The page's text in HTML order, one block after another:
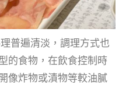
普遍清淡，調理方式也
的食物，在飲食控制時
像炸物或漬物等較油膩